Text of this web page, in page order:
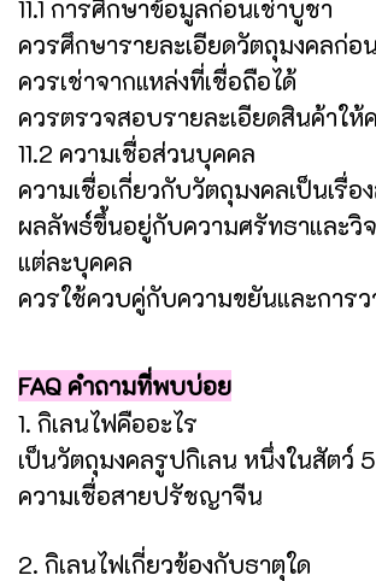
11.1 การศึกษาข้อมูลก่อนเช่าบูชา
ควรศึกษารายละเอียดวัตถุมงคลก่อ
ควรเช่าจากแหล่งที่เชื่อถือได้
ควรตรวจสอบรายละเอียดสินค้าให้
11.2 ความเชื่อส่วนบุคคล
ความเชื่อเกี่ยวกับวัตถุมงคลเป็นเรื่
ผลลัพธ์ขึ้นอยู่กับความศรัทธาและ
แต่ละบุคคล
ควรใช้ควบคู่กับความขยันและการ
FAQ คำถามที่พบบ่อย
1. กิเลนไฟคืออะไร
เป็นวัตถุมงคลรูปกิเลน หนึ่งในสัตว์
ความเชื่อสายปรัชญาจีน
2. กิเลนไฟเกี่ยวข้องกับธาตุใด